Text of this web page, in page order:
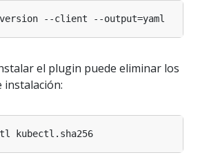
el plugin puede eliminar los
instalación: